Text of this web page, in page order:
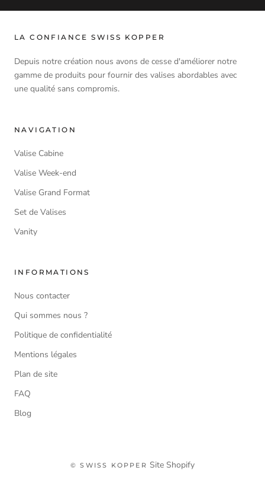
LA CONFIANCE SWISS KOPPER
Depuis notre création nous avons de cesse d'améliorer notre
gamme de produits pour fournir des valises abordables avec
une qualité sans compromis.
NAVIGATION
Valise Cabine
Valise Week-end
Valise Grand Format
Set de Valises
Vanity
INFORMATIONS
Nous contacter
Qui sommes nous ?
Politique de confidentialité
Mentions légales
Plan de site
FAQ
Blog
© SWISS KOPPER Site Shopify